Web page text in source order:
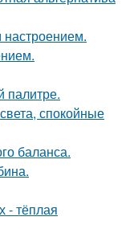
палитре.
спокойные
баланса.
- тёплая